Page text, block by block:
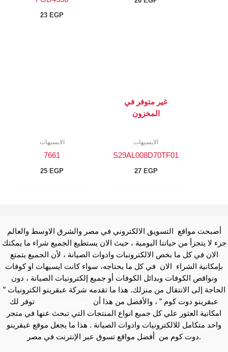
23 EGP
غير متوفر في
المخزون
الايسيهات
S29AL008D70TF01
27 EGP
الايسيهات
7661
25 EGP
أصبحت مواقع التسويق الالكتروني في مصر والشرق الاوسط والعالم
جزء لا يتجزأ من حياتنا اليومية ، حيث الان يستطيع الجميع شراء ما يمكنك
الان في كل ما بخص الالكترونبات وادوات الصيانة ، لأن الجميع يتمتع
بإمكانية الشراء الان في كل ما يحتاجه، سواء كانت ايسيهات او كوفات
ونواقص الكوفات وبدائل الكوفات أو جميع إلكترونيات الصيانة ، دون
الحاجة إلى الانتقال من منزلك. هذا ما تقدمه شركة عبقرينو الكترونيات ”
عبقرينو دوت كوم ” ، والأفضل من هذا أن
توفر لك
امكانية العثور علي كل جميع انواع المنتجات التي تبحث عنها في متجر
واحد متكامل للالكترونيات وادوات الصيانة . هذا ما يجعل موقع عبقرينو
دوت كوم من أفضل مواقع تسوق عبر الإنترنت في مصر.